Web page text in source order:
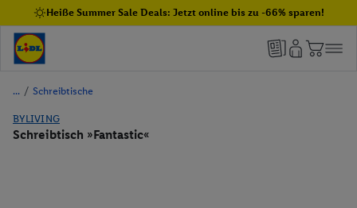
Heiße Summer Sale Deals: Jetzt online bis zu -66% sparen!
/ Schreibtische
BYLIVING
Schreibtisch »Fantastic«